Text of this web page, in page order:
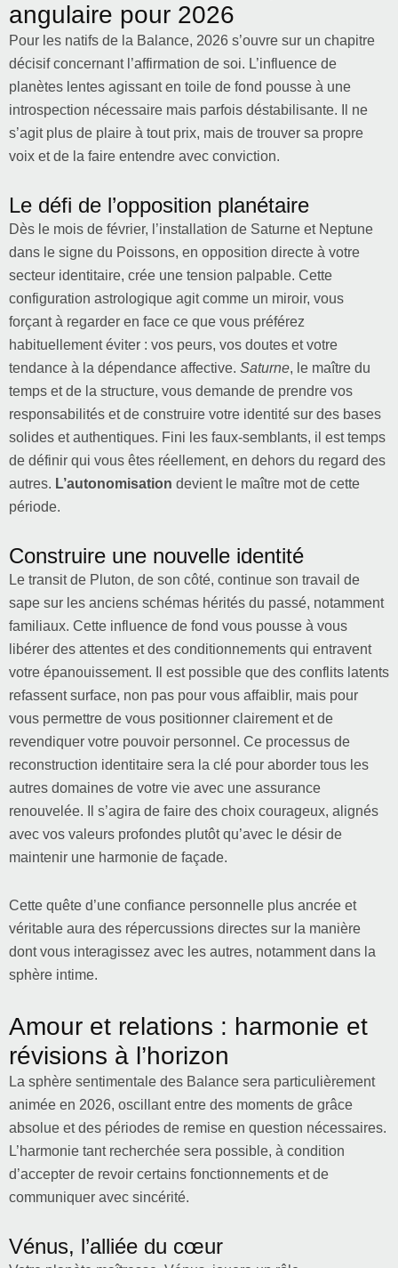
angulaire pour 2026
Pour les natifs de la Balance, 2026 s’ouvre sur un chapitre
décisif concernant l’affirmation de soi. L’influence de
planètes lentes agissant en toile de fond pousse à une
introspection nécessaire mais parfois déstabilisante. Il ne
s’agit plus de plaire à tout prix, mais de trouver sa propre
voix et de la faire entendre avec conviction.
Le défi de l’opposition planétaire
Dès le mois de février, l’installation de Saturne et Neptune
dans le signe du Poissons, en opposition directe à votre
secteur identitaire, crée une tension palpable. Cette
configuration astrologique agit comme un miroir, vous
forçant à regarder en face ce que vous préférez
habituellement éviter : vos peurs, vos doutes et votre
tendance à la dépendance affective. Saturne, le maître du
temps et de la structure, vous demande de prendre vos
responsabilités et de construire votre identité sur des bases
solides et authentiques. Fini les faux-semblants, il est temps
de définir qui vous êtes réellement, en dehors du regard des
autres. L’autonomisation devient le maître mot de cette
période.
Construire une nouvelle identité
Le transit de Pluton, de son côté, continue son travail de
sape sur les anciens schémas hérités du passé, notamment
familiaux. Cette influence de fond vous pousse à vous
libérer des attentes et des conditionnements qui entravent
votre épanouissement. Il est possible que des conflits latents
refassent surface, non pas pour vous affaiblir, mais pour
vous permettre de vous positionner clairement et de
revendiquer votre pouvoir personnel. Ce processus de
reconstruction identitaire sera la clé pour aborder tous les
autres domaines de votre vie avec une assurance
renouvelée. Il s’agira de faire des choix courageux, alignés
avec vos valeurs profondes plutôt qu’avec le désir de
maintenir une harmonie de façade.
Cette quête d’une confiance personnelle plus ancrée et
véritable aura des répercussions directes sur la manière
dont vous interagissez avec les autres, notamment dans la
sphère intime.
Amour et relations : harmonie et
révisions à l’horizon
La sphère sentimentale des Balance sera particulièrement
animée en 2026, oscillant entre des moments de grâce
absolue et des périodes de remise en question nécessaires.
L’harmonie tant recherchée sera possible, à condition
d’accepter de revoir certains fonctionnements et de
communiquer avec sincérité.
Vénus, l’alliée du cœur